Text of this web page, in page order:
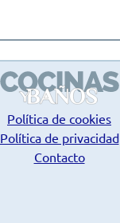
Política de cookies
Política de privacidad
Contacto